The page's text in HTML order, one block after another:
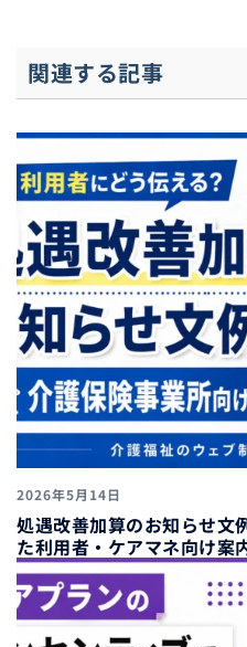
関連する記事
2026年5月14日
処遇改善加算のお知らせ文
た利用者・ケアマネ向け案